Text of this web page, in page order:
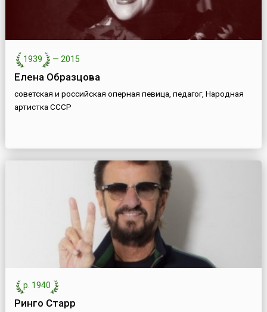
1939 — 2015
Елена Образцова
советская и российская оперная певица, педагог, Народная
артистка СССР
р. 1940
Ринго Старр